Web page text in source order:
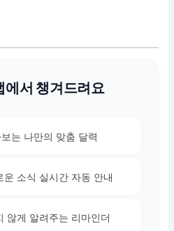
에서 챙겨드려요
는 나만의 맞춤 달력
운 소식 실시간 자동 안내
않게 알려주는 리마인더